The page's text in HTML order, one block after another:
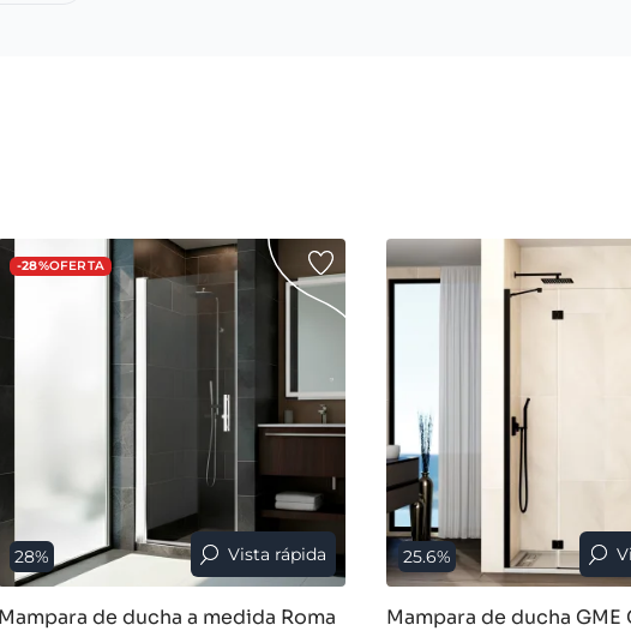
-28%OFERTA
28% Vista rápida
Mampara de ducha a medida Roma
25.6%
Mampara de ducha GME